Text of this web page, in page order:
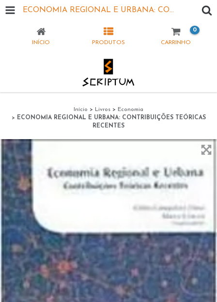
ECONOMIA REGIONAL E URBANA: CONTRIBUIÇÕES TEÓRICAS RECENTES
INÍCIO PRODUTOS CARRINHO
0
Início > Livros > Economia
> ECONOMIA REGIONAL E URBANA: CONTRIBUIÇÕES TEÓRICAS
RECENTES